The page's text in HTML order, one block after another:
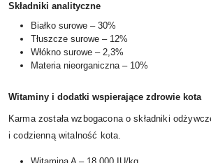
Składniki analityczne
Białko surowe – 30%
Tłuszcze surowe – 12%
Włókno surowe – 2,3%
Materia nieorganiczna – 10%
Witaminy i dodatki wspierające zdrowie kota
Karma została wzbogacona o składniki
i codzienną witalność kota.